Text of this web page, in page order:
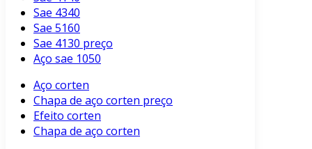
Sae 4340
Sae 5160
Sae 4130 preço
Aço sae 1050
Aço corten
Chapa de aço corten preço
Efeito corten
Chapa de aço corten